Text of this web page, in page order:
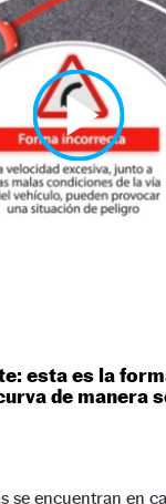
esta es la
de manera
se encuentran en